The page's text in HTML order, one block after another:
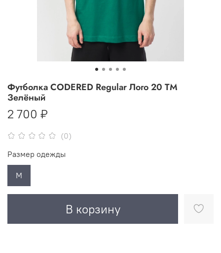
(0)
Футболка CODERED Regular Лого 20 TM
Зелёный
2 700 ₽
В корзину
Размер одежды
M